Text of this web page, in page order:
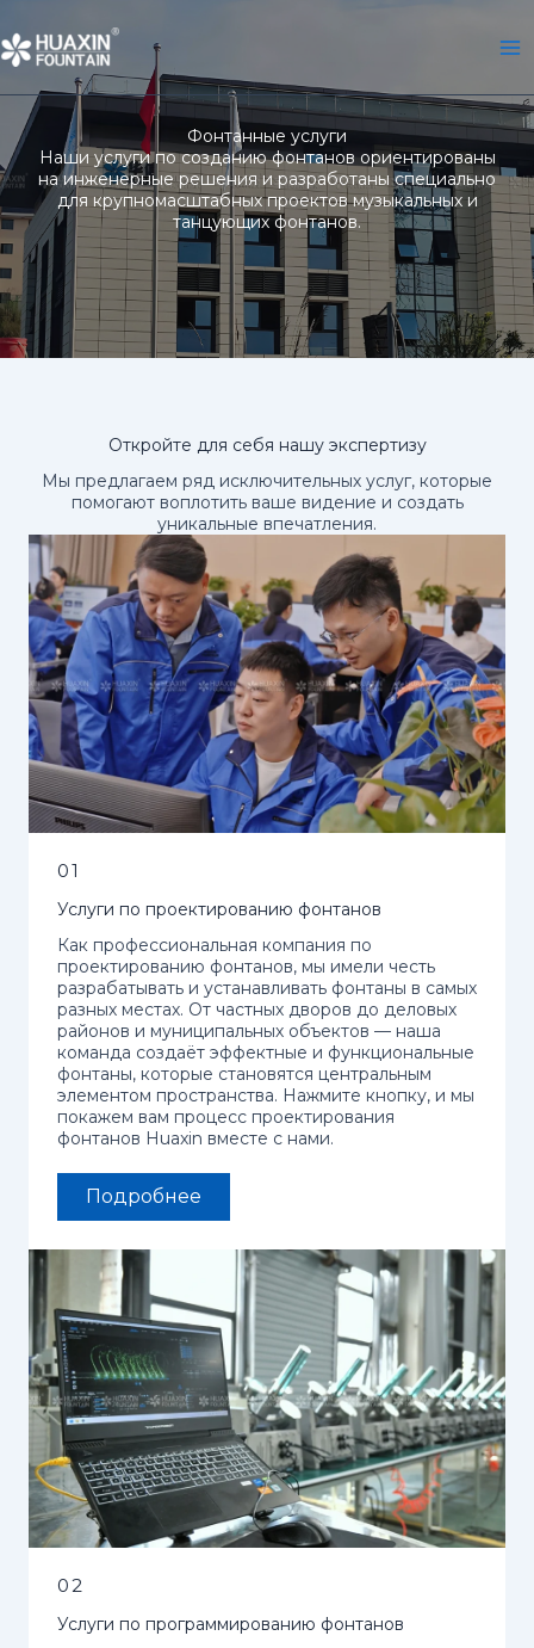
содержимому
Фонтанные услуги
Наши услуги по созданию фонтанов ориентированы
на инженерные решения и разработаны специально
для крупномасштабных проектов музыкальных и
танцующих фонтанов.
Откройте для себя нашу экспертизу
Мы предлагаем ряд исключительных услуг, которые
помогают воплотить ваше видение и создать
уникальные впечатления.
01
Услуги по проектированию фонтанов
Как профессиональная компания по
проектированию фонтанов, мы имели честь
разрабатывать и устанавливать фонтаны в самых
разных местах. От частных дворов до деловых
районов и муниципальных объектов — наша
команда создаёт эффектные и функциональные
фонтаны, которые становятся центральным
элементом пространства. Нажмите кнопку, и мы
покажем вам процесс проектирования
фонтанов Huaxin вместе с нами.
Подробнее
02
Услуги по программированию фонтанов